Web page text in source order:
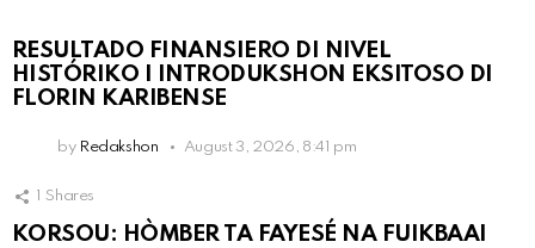
RESULTADO FINANSIERO DI NIVEL
HISTÓRIKO I INTRODUKSHON EKSITOSO DI
FLORIN KARIBENSE
by Redakshon August 3, 2026, 8:41 pm
1 Shares
KORSOU: HÒMBER TA FAYESÉ NA FUIKBAAI